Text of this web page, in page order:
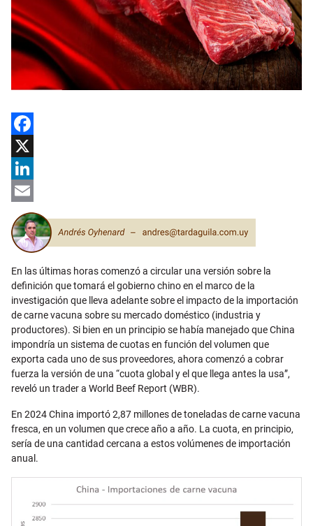
Facebook
X
LinkedIn
Email
En las últimas horas comenzó a circular una versión sobre la
definición que tomará el gobierno chino en el marco de la
investigación que lleva adelante sobre el impacto de la importación
de carne vacuna sobre su mercado doméstico (industria y
productores). Si bien en un principio se había manejado que China
impondría un sistema de cuotas en función del volumen que
exporta cada uno de sus proveedores, ahora comenzó a cobrar
fuerza la versión de una “cuota global y el que llega antes la usa”,
reveló un trader a World Beef Report (WBR).
En 2024 China importó 2,87 millones de toneladas de carne vacuna
fresca, en un volumen que crece año a año. La cuota, en principio,
sería de una cantidad cercana a estos volúmenes de importación
anual.